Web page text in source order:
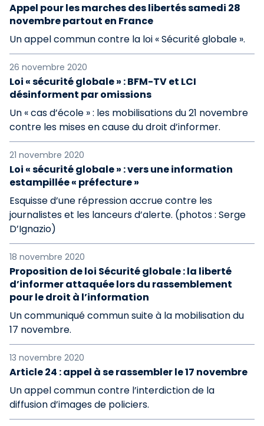
Appel pour les marches des libertés samedi 28
novembre partout en France
Un appel commun contre la loi « Sécurité globale ».
26 novembre 2020
Loi « sécurité globale » : BFM-TV et LCI
désinforment par omissions
Un « cas d’école » : les mobilisations du 21 novembre
contre les mises en cause du droit d’informer.
21 novembre 2020
Loi « sécurité globale » : vers une information
estampillée « préfecture »
Esquisse d’une répression accrue contre les
journalistes et les lanceurs d’alerte. (photos : Serge
D’Ignazio)
18 novembre 2020
Proposition de loi Sécurité globale : la liberté
d’informer attaquée lors du rassemblement
pour le droit à l’information
Un communiqué commun suite à la mobilisation du
17 novembre.
13 novembre 2020
Article 24 : appel à se rassembler le 17 novembre
Un appel commun contre l’interdiction de la
diffusion d’images de policiers.